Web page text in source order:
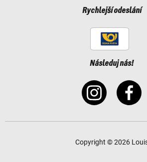
Rychlejší odeslání
Následuj nás!
Copyright © 2026